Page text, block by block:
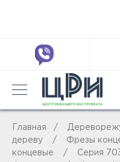
Главная
дереву
Фрезы
концевые
Серия